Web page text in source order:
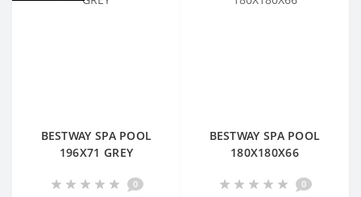
BESTWAY SPA POOL
196X71 GREY
0
BESTWAY SPA POOL
180X180X66
0